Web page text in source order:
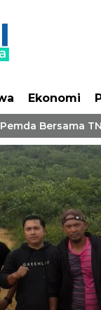
Ekonomi
Bersama